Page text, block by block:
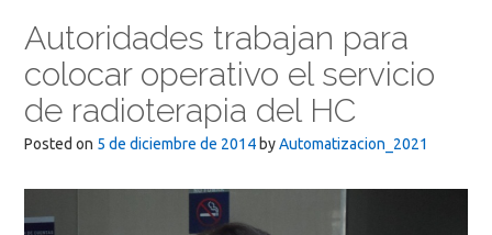
Autoridades trabajan para
colocar operativo el servicio
de radioterapia del HC
Posted on 5 de diciembre de 2014 byAutomatizacion_2021